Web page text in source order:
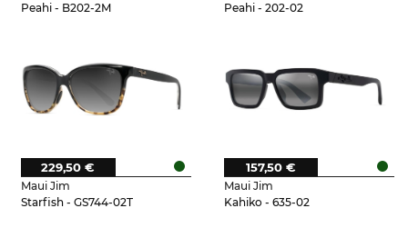
Peahi - B202-2M
Peahi - 202-02
Maui Jim
Starfish - GS744-02T
229,50 €
Maui Jim
Kahiko - 635-02
157,50 €